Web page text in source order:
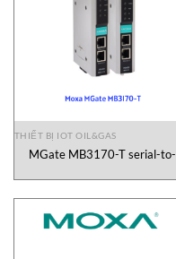
THIẾT BỊ IOT OIL&GAS
MGate MB3170-T serial-to-
Vietnam